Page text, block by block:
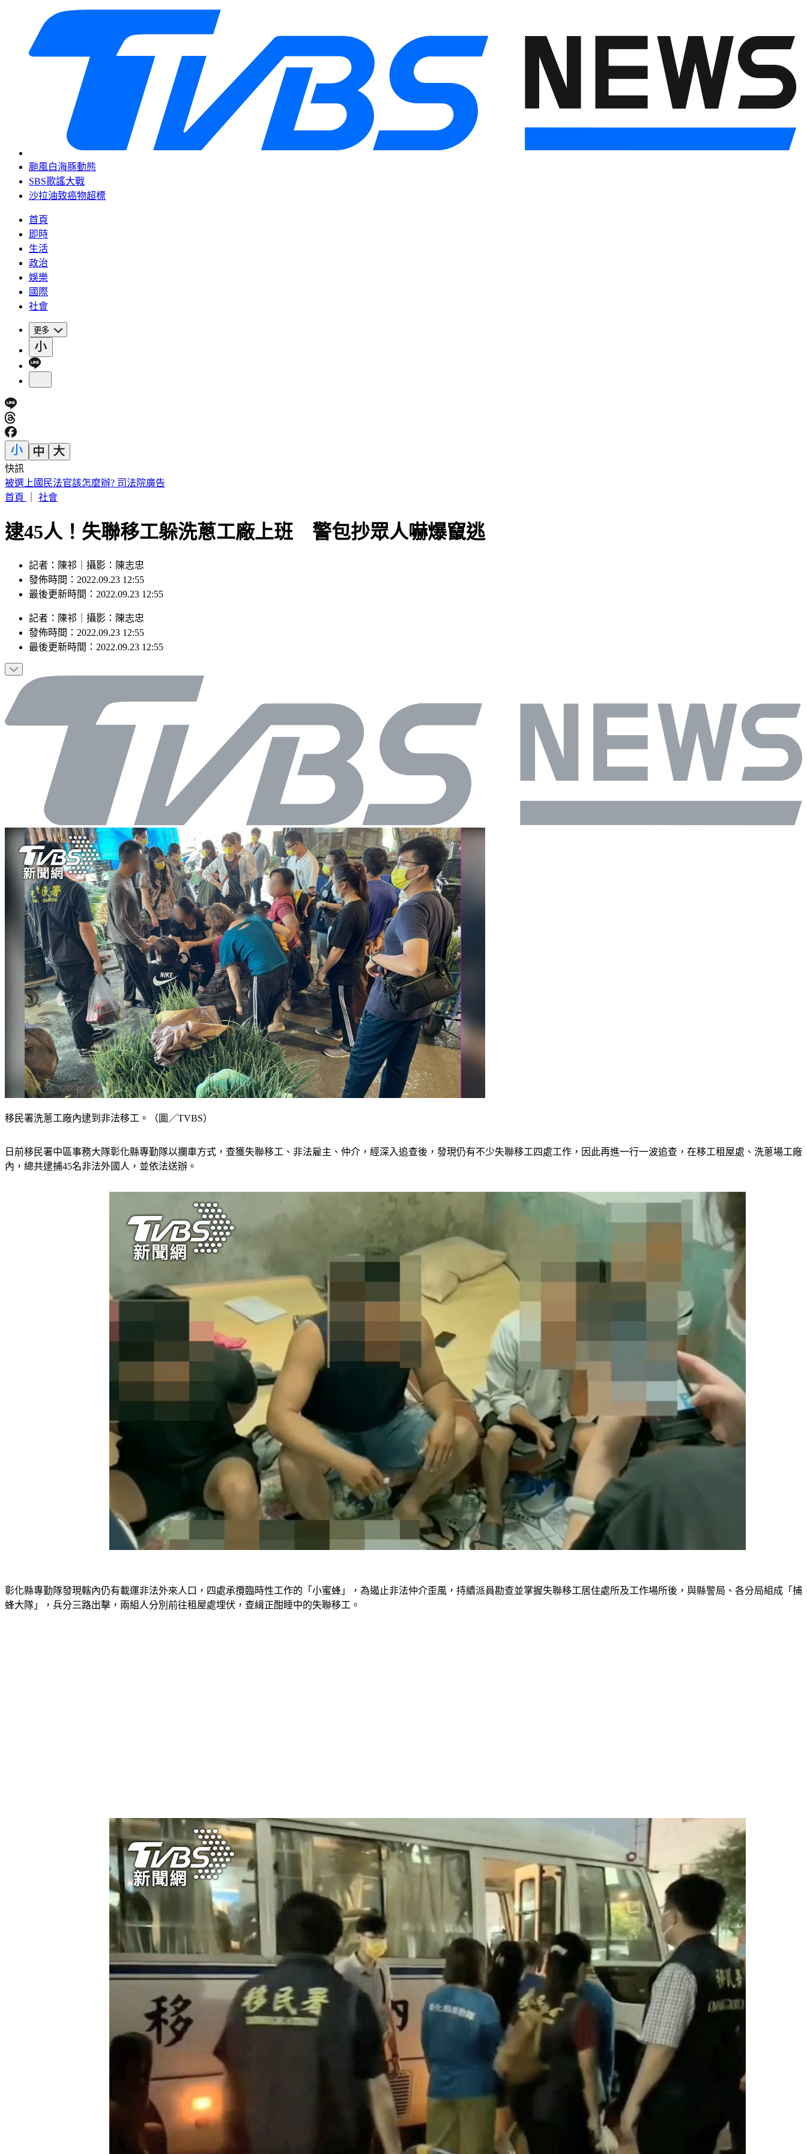
颱風白海豚動態
SBS歌謠大戰
沙拉油致癌物超標
首頁
即時
生活
政治
娛樂
國際
社會
更多
快訊
緯創股利「2度延後發放」 金管會出手：最重罰50萬
首頁
社會
逮45人！失聯移工躲洗蔥工廠上班 警包抄眾人嚇爆竄逃
記者：陳祁｜攝影：陳志忠
發佈時間：2022.09.23 12:55
最後更新時間：2022.09.23 12:55
記者 ： 陳祁 攝影 ： 陳志忠
發佈時間： 2022.09.23 12:55
最後更新時間： 2022.09.23 12:55
移民署洗蔥工廠內逮到非法移工。（圖／TVBS）
日前移民署中區事務大隊彰化縣專勤隊以攔車方式，查獲失聯移工、非法雇主、仲介，經深入追查後，發現仍有不少失聯移工四處工作，因此再進一行一波追查，在移工租屋處、洗蔥場工廠
內，總共逮捕45名非法外國人，並依法送辦。
彰化縣專勤隊發現轄內仍有載運非法外來人口，四處承攬臨時性工作的「小蜜蜂」，為遏止非法仲介歪風，持續派員勘查並掌握失聯移工居住處所及工作場所後，與縣警局、各分局組成「捕
蜂大隊」，兵分三路出擊，兩組人分別前往租屋處埋伏，查緝正酣睡中的失聯移工。